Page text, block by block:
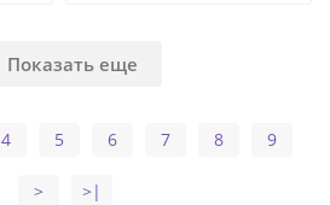
Показать еще
4 5 6 7 8 9
> >|